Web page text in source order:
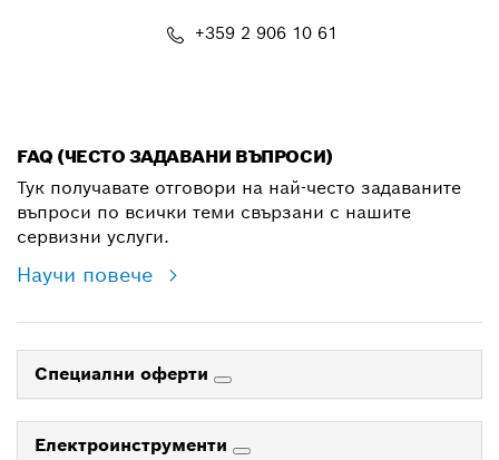
+359 2 906 10 61
FAQ (ЧЕСТО ЗАДАВАНИ ВЪПРОСИ)
Тук получавате отговори на най-често задаваните
въпроси по всички теми свързани с нашите
сервизни услуги.
Научи повече
Специални оферти
Електроинструменти